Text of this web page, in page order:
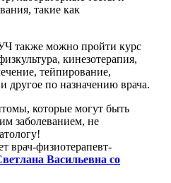
такие как
также можно пройти курс
кинезотерапия,
тейпирование,
другое по назначению врача.
которые могут быть
заболеванием, не
физиотерапевт-
Васильевна со